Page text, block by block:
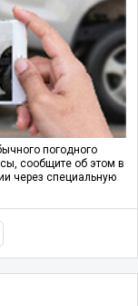
погодного
сообщите об этом в
через специальную